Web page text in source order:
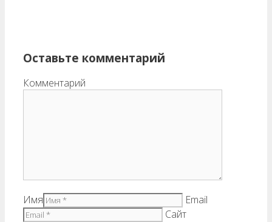
Оставьте комментарий
Комментарий
Имя
Email
Сайт